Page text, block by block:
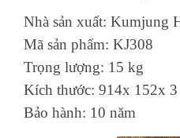
Nhà sản xuất: Kumjung
Mã sản phẩm: KJ308
Trọng lượng: 15 kg
Kích thước: 914x 152x
Bảo hành: 10 năm